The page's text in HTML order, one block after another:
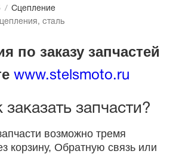
/ Сцепление
сталь
по заказу запчастей
www.stelsmoto.ru
запчасти?
возможно тремя
корзину, Обратную связь или